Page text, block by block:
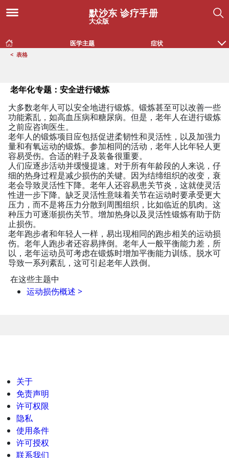
默沙东 诊疗手册
大众版
医学主题 症状
< 表格
老年化专题：安全进行锻炼
老年化专题：安全进行锻炼
大多数老年人可以安全地进行锻炼。锻炼甚至可以改善一些
功能紊乱，如高血压病和糖尿病。但是，老年人在进行锻炼
之前应咨询医生。
老年人的锻炼项目应包括促进柔韧性和灵活性，以及加强力
量和有氧运动的锻炼。参加相同的活动，老年人比年轻人更
容易受伤。合适的鞋子及装备很重要。
人们应逐步活动并缓慢提速。对于所有年龄段的人来说，仔
细的热身过程是减少损伤的关键。因为结缔组织的改变，衰
老会导致灵活性下降。老年人还容易患关节炎，这就使灵活
性进一步下降。缺乏灵活性意味着关节在运动时要承受更大
压力，而不是将压力分散到周围组织，比如临近的肌肉。这
种压力可逐渐损伤关节。增加热身以及灵活性锻炼有助于防
止损伤。
老年跑步者和年轻人一样，易出现相同的跑步相关的运动损
伤。老年人跑步者还容易摔倒。老年人一般平衡能力差，所
以，老年运动员可考虑在锻炼时增加平衡能力训练。脱水可
导致一系列紊乱，这可引起老年人跌倒。
在这些主题中
运动损伤概述 >
关于
免责声明
许可权限
隐私
使用条件
许可授权
联系我们